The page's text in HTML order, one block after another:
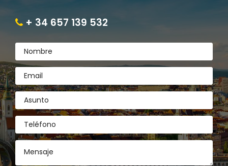
+ 34 657 139 532